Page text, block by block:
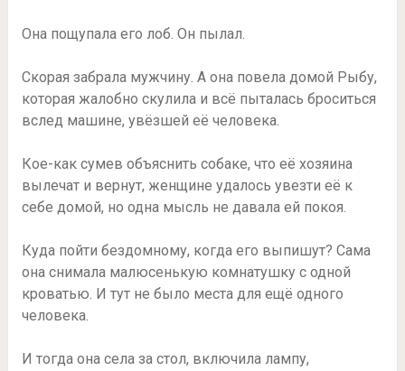
Она пощупала его лоб. Он пылал.
Скорая забрала мужчину. А она повела домой Рыбу,
которая жалобно скулила и всё пыталась броситься
вслед машине, увёзшей её человека.
Кое-как сумев объяснить собаке, что её хозяина
вылечат и вернут, женщине удалось увезти её к
себе домой, но одна мысль не давала ей покоя.
Куда пойти бездомному, когда его выпишут? Сама
она снимала малюсенькую комнатушку с одной
кроватью. И тут не было места для ещё одного
человека.
И тогда она села за стол, включила лампу,